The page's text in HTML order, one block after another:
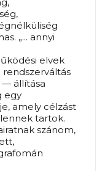
„... annyi
elvek
— állítása
egy
amely célzást
tartok.
szánom,